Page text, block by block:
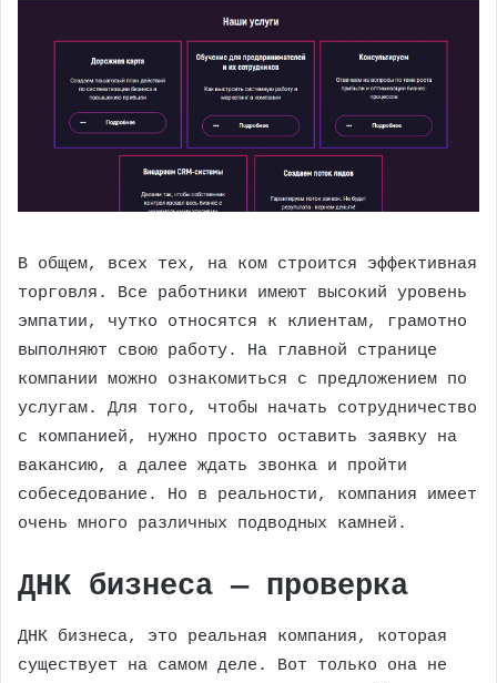
В общем, всех тех, на ком строится эффективная
торговля. Все работники имеют высокий уровень
эмпатии, чутко относятся к клиентам, грамотно
выполняют свою работу. На главной странице
компании можно ознакомиться с предложением по
услугам. Для того, чтобы начать сотрудничество
с компанией, нужно просто оставить заявку на
вакансию, а далее ждать звонка и пройти
собеседование. Но в реальности, компания имеет
очень много различных подводных камней.
ДНК бизнеса — проверка
ДНК бизнеса, это реальная компания, которая
существует на самом деле. Вот только она не